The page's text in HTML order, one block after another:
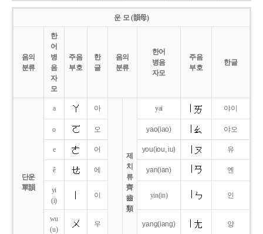
운 모 (韻母)
음의
분류
한
어
병
음
자
모
주음
부호
한
글
음의
분류
한어
병음
자모
주음
부호
한글
단운
單韻
a 아
제
치
류
齊
齒
類
yai 야이
o 오 yao(iao) 야오
e 어 you(iou,iu) 유
ê 에 yan(ian) 옌
yi
(i)
이 yin(in) 인
wu
(u)
우 yang(iang) 양